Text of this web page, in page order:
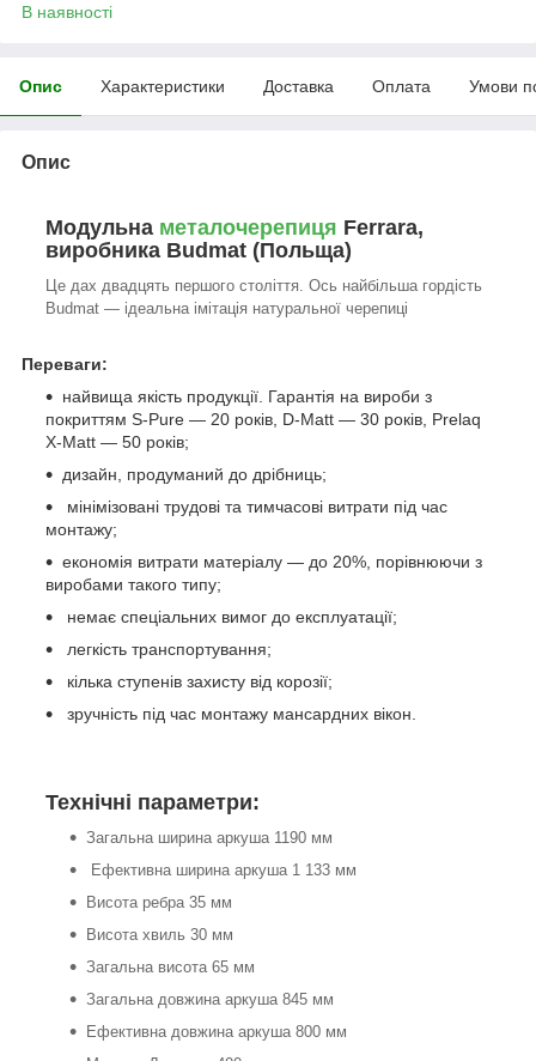
В наявності
Опис Характеристики Доставка Оплата Умови
Опис
Модульна металочерепиця Ferrara,
виробника Budmat (Польща)
Це дах двадцять першого століття. Ось найбільша гордість
Budmat — ідеальна імітація натуральної черепиці
Переваги:
найвища якість продукції. Гарантія на вироби з
покриттям S-Pure — 20 років, D-Matt — 30 років, Prelaq
X-Matt — 50 років;
дизайн, продуманий до дрібниць;
мінімізовані трудові та тимчасові витрати під час
монтажу;
економія витрати матеріалу — до 20%, порівнюючи з
виробами такого типу;
немає спеціальних вимог до експлуатації;
легкість транспортування;
кілька ступенів захисту від корозії;
зручність під час монтажу мансардних вікон.
Технічні параметри:
Загальна ширина аркуша 1190 мм
Ефективна ширина аркуша 1 133 мм
Висота ребра 35 мм
Висота хвиль 30 мм
Загальна висота 65 мм
Загальна довжина аркуша 845 мм
Ефективна довжина аркуша 800 мм